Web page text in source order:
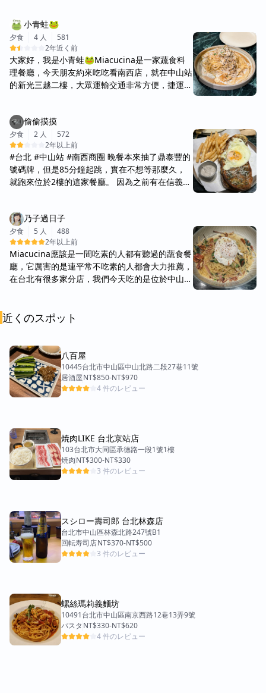
小青蛙🐸
夕食 4 人
581
2年近く前
大家好，我是小青蛙🐸Miacucina是一家蔬食料
理餐廳，今天朋友約來吃吃看南西店，就在中山站
的新光三越二樓，大眾運輸交通非常方便，捷運中
時間限時90分鐘。 ⭐️藍奶酪水波蛋培根麵 $435
水波蛋是冷的，切開後，蛋黃有點熟，沒有很流
心… 奶油麵很濃郁，還有灑上藍奶酪起司，整體吃
起來非常奶，素培根吃起來很像菇類，還有菠菜跟
核桃。 ⭐️蕃茄肉醬野菇燉飯 $425 整體蕃茄味很
濃郁，碎蕃茄跟碎洋蔥，配上烤香菇，奶油味的燉
也是奶油香味很濃郁的蘑菇麵，搭上黑松露，超級
香，比起單純的奶油味，這道義大利麵加了松露，
整體味道更有記憶點，喜歡松露味的人可以點，蘑
菇份量也給的很多。 ⭐️甘納許莓果薄餅 $445 薄
餅的餅皮很脆，少許草莓及藍莓，灑上杏仁片，再
淋上巧克力醬，就是甜口味的薄餅。 巧克力醬淋
得蠻多的，雖然有草莓跟藍莓這樣微酸的水果搭
這道就沒有分食了，她是說好吃，裡面有多樣水果
會酌收10%服務費喔！ 也許是平常飲食習慣比較
偏清淡一點⋯ 這家大概是我吃過蔬食餐廳中，蠻
重口味的蔬食了，餐點份量都蠻多的⋯晚餐這幾道
菜吃下來，是覺得餐點很奶很膩口，整體吃下來…
蠻有負擔感的，還是會喜歡調味清爽一點的蔬
偷偷摸摸
夕食 2 人
572
2年以上前
#台北 #中山站 #南西商圈 晚餐本來抽了鼎泰豐的
號碼牌，但是85分鐘起跳，實在不想等那麼久，
就跑來位於2樓的這家餐廳。 因為之前有在信義區
好，原本是想給4顆星了，麵沒有味道的部分減1
顆星。且整體來說還是偏貴的價格，雖然份量真的
蠻多的，但是以蔬食沒有肉類的菜色來說，價位還
是稍嫌太高，故再扣一顆星。 而且在這個區域來
說，差不多的價位，我可能會選擇其他餐廳，比方
說鼎泰豐之類的用餐。
乃子過日子
夕食 5 人
488
2年以上前
Miacucina應該是一間吃素的人都有聽過的蔬食餐
廳，它厲害的是連平常不吃素的人都會大力推薦，
在台北有很多家分店，我們今天吃的是位於中山站
佛陀碗，以及各種前菜和甜點，很適合多人聚餐
材，三杯口味蠻突出卻不突兀，吃起來很清爽健
康，是一款很適合夏天吃的料理 黑松露奶油蘑菇
麵$455 這道義大利麵是我今天的MVP，黑松露奶
油醬汁非常濃郁，緊緊地巴在每一根麵條上，搭配
這道時一定要先把水波蛋弄破，把蛋黃和義大利麵
拌在一起吃，口感整個升級～（不過蛋白好像有點
太熟了）藍乳酪的味道蠻明顯的，這一道也好吃
起司肉醬洋蔥圈薄餅$445 友人吃到這一道時驚呼
「哇好像真的肉醬喔」，我個人覺得是個經典好吃
超巧克力～～不僅上面撒了巧克力碎片，旁邊附上
超大球的巧克力冰淇淋，居然還有巧克力醬讓你可
以再淋上去，非常罪惡，不過配上烤得鬆軟的鬆
餅，正好適合週五晚上！ 粘粘胡桃肉桂捲$165 這
個肉桂捲的肉桂味非常重，一送上桌就可以聞到，
捲的人會很喜歡，而且這麵包有一部分烤得很酥
脆、超級香；它超級大一顆，我們五個人分食都還
是覺得超大 整體而言，雖然每樣單價看起來都不
便宜，但份量其實都滿大的，而且可說幾乎不會踩
雷，我個人蠻推薦大家來吃吃看，會對蔬食有不同
近くのスポット
八百屋
10445台北市中山區中山北路二段27巷11號
居酒屋NT$850-NT$970
4 件のレビュー
焼肉LIKE 台北京站店
103台北市大同區承德路一段1號1樓
焼肉NT$300-NT$330
3 件のレビュー
スシロー壽司郎 台北林森店
台北市中山區林森北路247號B1
回転寿司店NT$370-NT$500
3 件のレビュー
螺絲瑪莉義麵坊
10491台北市中山區南京西路12巷13弄9號
パスタ NT$330-NT$620
4 件のレビュー